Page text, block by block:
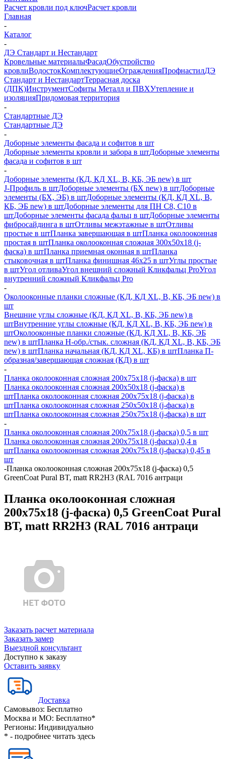
Расчет кровли под ключРасчет кровли
Главная
-
Каталог
-
ДЭ Стандарт и Нестандарт
Кровельные материалыФасадОбустройство
кровлиВодостокКомплектующиеОгражденияПрофнастилДЭ
Стандарт и НестандартТеррасная доска
(ДПК)ИнструментСофиты Металл и ПВХУтепление и
изоляцияПридомовая территория
-
Стандартные ДЭ
Стандартные ДЭ
-
Доборные элементы фасада и софитов в шт
Доборные элементы кровли и забора в штДоборные элементы
фасада и софитов в шт
-
Доборные элементы (КД, КД XL, В, КБ, ЭБ new) в шт
J-Профиль в штДоборные элементы (БХ new) в штДоборные
элементы (БХ, ЭБ) в штДоборные элементы (КД, КД XL, В,
КБ, ЭБ new) в штДоборные элементы для ПН С8, С10 в
штДоборные элементы фасада фальц в штДоборные элементы
фибросайдинга в штОтливы межэтажные в штОтливы
простые в штПланка завершающая в штПланка околооконная
простая в штПланка околооконная сложная 300х50х18 (j-
фаска) в штПланка приемная оконная в штПланка
стыковочная в штПланка финишная 46х25 в штУглы простые
в штУгол отливаУгол внешний сложный Кликфальц ProУгол
внутренний сложный Кликфальц Pro
-
Околооконные планки сложные (КД, КД XL, В, КБ, ЭБ new) в
шт
Внешние углы сложные (КД, КД XL, В, КБ, ЭБ new) в
штВнутренние углы сложные (КД, КД XL, В, КБ, ЭБ new) в
штОколооконные планки сложные (КД, КД XL, В, КБ, ЭБ
new) в штПланка H-обр./стык. сложная (КД, КД XL, В, КБ, ЭБ
new) в штПланка начальная (КД, КД XL, КБ) в штПланка П-
образная/завершающая сложная (КД) в шт
-
Планка околооконная сложная 200х75х18 (j-фаска) в шт
Планка околооконная сложная 200х50х18 (j-фаска) в
штПланка околооконная сложная 200х75х18 (j-фаска) в
штПланка околооконная сложная 250х50х18 (j-фаска) в
штПланка околооконная сложная 250х75х18 (j-фаска) в шт
-
Планка околооконная сложная 200х75х18 (j-фаска) 0,5 в шт
Планка околооконная сложная 200х75х18 (j-фаска) 0,4 в
штПланка околооконная сложная 200х75х18 (j-фаска) 0,45 в
шт
-Планка околооконная сложная 200х75х18 (j-фаска) 0,5
GreenCoat Pural BT, matt RR2Н3 (RAL 7016 антраци
Планка околооконная сложная
200х75х18 (j-фаска) 0,5 GreenCoat Pural
BT, matt RR2Н3 (RAL 7016 антраци
Заказать расчет материала
Заказать замер
Выездной консультант
Доступно к заказу
Оставить заявку
Доставка
Самовывоз: Бесплатно
Москва и МО: Бесплатно*
Регионы: Индивидуально
* - подробнее читать здесь